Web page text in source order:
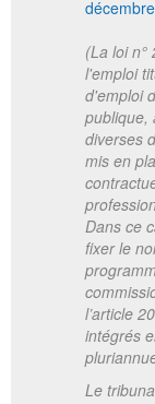
(La loi n°
l'emploi
d'emploi
publique,
diverses
mis en
Dans ce
fixer le
l’article
intégrés
Le